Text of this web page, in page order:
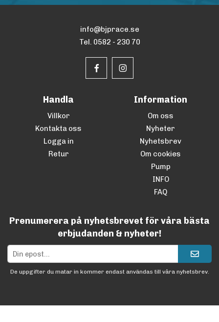
info@bjprace.se
Tel. 0582 - 230 70
Handla
Villkor
Kontakta oss
Logga in
Retur
Information
Om oss
Nyheter
Nyhetsbrev
Om cookies
Pump
INFO
FAQ
Prenumerera på nyhetsbrevet för våra bästa
erbjudanden & nyheter!
De uppgifter du matar in kommer endast användas till våra nyhetsbrev.